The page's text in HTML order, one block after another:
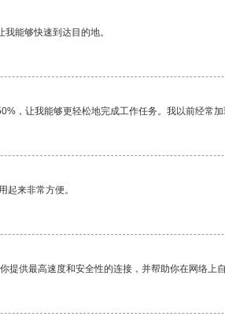
能够快速到达目的地。
，让我能够更轻松地完成工作任务。我以前经常
起来非常方便。
提供最高速度和安全性的连接，并帮助你在网络上自